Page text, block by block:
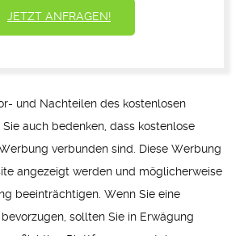
JETZT ANFRAGEN!
und Nachteilen des kostenlosen
auch bedenken, dass kostenlose
verbunden sind. Diese Werbung
angezeigt werden und möglicherweise
beeinträchtigen. Wenn Sie eine
sollten Sie in Erwägung